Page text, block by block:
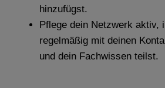
hinzufügst.
Pflege dein Netzwerk aktiv,
regelmäßig mit deinen
und dein Fachwissen teilst.